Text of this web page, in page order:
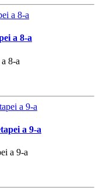
a 8-a
8-a
a 9-a
a 9-a